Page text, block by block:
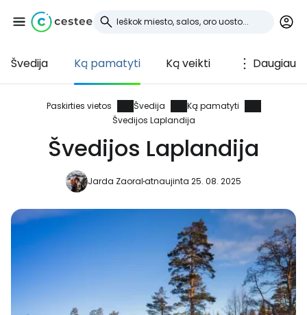
Švedija Ką pamatyti Ką veikti Daugiau
Paskirties vietos Švedija
Ką pamatyti
Švedijos Laplandija
Švedijos Laplandija
Jarda Zaoralatnaujinta 25. 08. 2025
Prisijunkite prie
Cestee
... pasaulinė kelionių bendruomenė
Tęsti su Google
Tęsti su Facebook
Tęsti el. paštu